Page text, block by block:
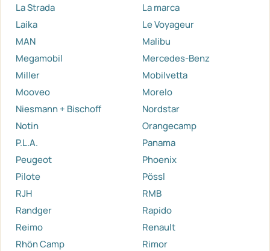
La Strada
La marca
Laika
Le Voyageur
MAN
Malibu
Megamobil
Mercedes-Benz
Miller
Mobilvetta
Mooveo
Morelo
Niesmann + Bischoff
Nordstar
Notin
Orangecamp
P.L.A.
Panama
Peugeot
Phoenix
Pilote
Pössl
RJH
RMB
Randger
Rapido
Reimo
Renault
Rhön Camp
Rimor